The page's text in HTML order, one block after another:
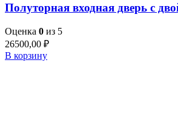
Полуторная входная дверь с
Оценка 0 из 5
26500,00 ₽
В корзину